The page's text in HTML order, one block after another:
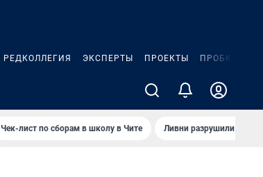
РЕДКОЛЛЕГИЯ ЭКСПЕРТЫ ПРОЕКТЫ ПРОБКИ
Чек-лист по сборам в школу в Чите Ливни разрушили